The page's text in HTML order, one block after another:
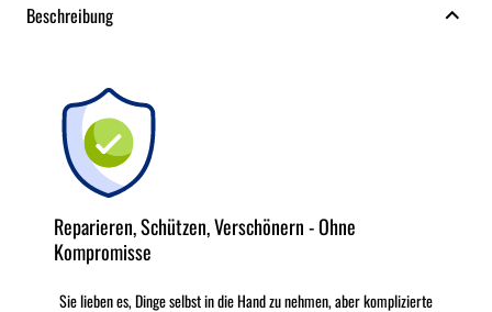
Beschreibung
Reparieren, Schützen, Verschönern - Ohne
Kompromisse
Sie lieben es, Dinge selbst in die Hand zu nehmen, aber komplizierte